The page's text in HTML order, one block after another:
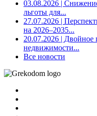
03.08.2026 |
льготы для...
27.07.2026 |
на 2026–2035...
20.07.2026 | Двойное
недвижимости...
Все новости